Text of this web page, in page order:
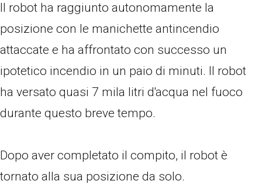
Il robot ha raggiunto autonomamente la
posizione con le manichette antincendio
attaccate e ha affrontato con successo un
ipotetico incendio in un paio di minuti. Il robot
ha versato quasi 7 mila litri d'acqua nel fuoco
durante questo breve tempo.
Dopo aver completato il compito, il robot è
tornato alla sua posizione da solo.